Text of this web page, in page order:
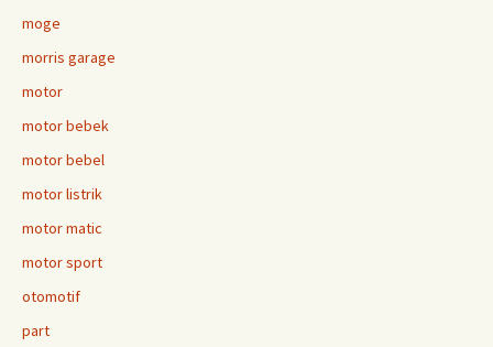
moge
morris garage
motor
motor bebek
motor bebel
motor listrik
motor matic
motor sport
otomotif
part